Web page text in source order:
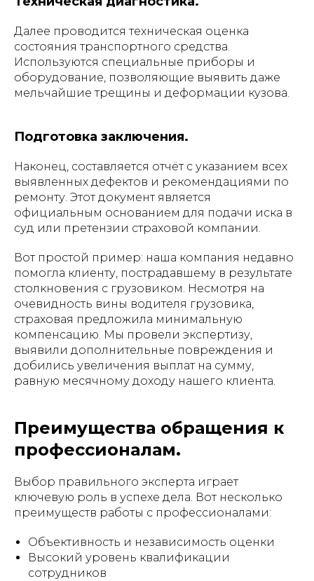
Далее проводится техническая оценка
состояния транспортного средства.
Используются специальные приборы и
оборудование, позволяющие выявить даже
мельчайшие трещины и деформации кузова.
Подготовка заключения.
Наконец, составляется отчёт с указанием всех
выявленных дефектов и рекомендациями по
ремонту. Этот документ является
официальным основанием для подачи иска в
суд или претензии страховой компании.
Вот простой пример: наша компания недавно
помогла клиенту, пострадавшему в результате
столкновения с грузовиком. Несмотря на
очевидность вины водителя грузовика,
страховая предложила минимальную
компенсацию. Мы провели экспертизу,
выявили дополнительные повреждения и
добились увеличения выплат на сумму,
равную месячному доходу нашего клиента.
Преимущества обращения к
профессионалам.
Выбор правильного эксперта играет
ключевую роль в успехе дела. Вот несколько
преимуществ работы с профессионалами:
Объективность и независимость оценки
Высокий уровень квалификации
сотрудников